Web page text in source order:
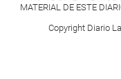
MATERIAL DE ESTE
Copyright Diario